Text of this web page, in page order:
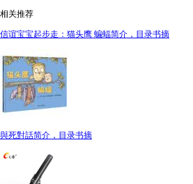
相关推荐
信谊宝宝起步走：猫头鹰 蝙蝠简介，目录书摘
與死對話简介，目录书摘